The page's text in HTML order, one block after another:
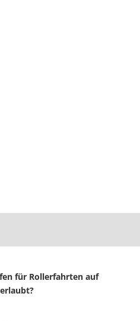
für Rollerfahrten auf